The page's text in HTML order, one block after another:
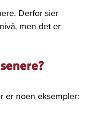
Derfor sier
men det er
er noen eksempler: